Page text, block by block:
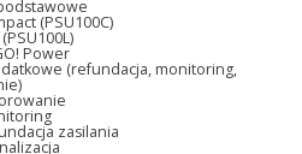
(PSU100C)
Power
(refundacja, monitoring,
zasilania